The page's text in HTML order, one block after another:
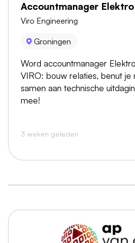
Accountmanager
Viro Engineering
Groningen
Word accountmanager
VIRO: bouw relaties, benut
samen aan technische
mee!
3 weken geleden